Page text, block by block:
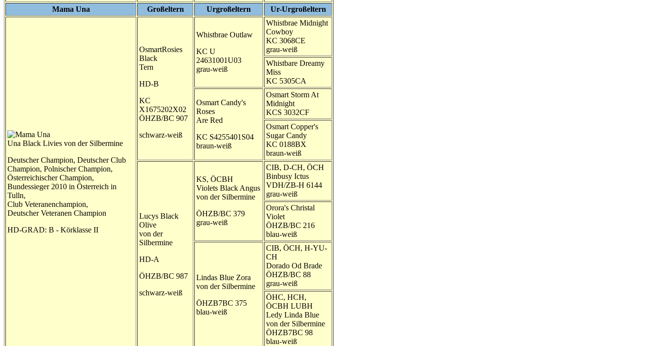
Mama Una
Großeltern Urgroßeltern Ur-Urgroßeltern
Una Black Livies von der Silbermine
Deutscher Champion, Deutscher Club
Champion, Polnischer Champion,
Österreichischer Champion,
Bundessieger 2010 in Österreich in
Tulln,
Club Veteranenchampion,
Deutscher Veteranen Champion
HD-GRAD: B - Körklasse II
OsmartRosies
Black
Tern
HD-B
KC
X1675202X02
ÖHZB/BC 907
schwarz-weiß
Whistbrae Outlaw
KC U
24631001U03
grau-weiß
Whistbrae Midnight
Cowboy
KC 3068CE
grau-weiß
Whistbare Dreamy
Miss
KC 5305CA
Osmart Candy's
Roses
Are Red
KC S4255401S04
braun-weiß
Osmart Storm At
Midnight
KCS 3032CF
Osmart Copper's
Sugar Candy
KC 0188BX
braun-weiß
Lucys Black
Olive
von der
Silbermine
HD-A
ÖHZB/BC 987
schwarz-weiß
KS, ÖCBH
Violets Black Angus
von der Silbermine
ÖHZB/BC 379
grau-weiß
CIB, D-CH, ÖCH
Binbusy Ictus
VDH/ZB-H 6144
grau-weiß
Orora's Christal
Violet
ÖHZB/BC 216
blau-weiß
Lindas Blue Zora
von der Silbermine
ÖHZB7BC 375
blau-weiß
CIB, ÖCH, H-YU-
CH
Dorado Od Brade
ÖHZB/BC 88
grau-weiß
ÖHC, HCH,
ÖCBH LUBH
Ledy Linda Blue
von der Silbermine
ÖHZB7BC 98
blau-weiß